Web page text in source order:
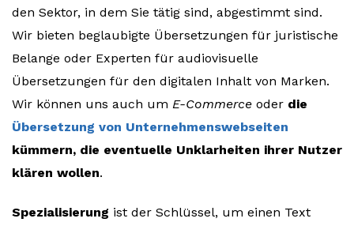
den Sektor, in dem Sie tätig sind, abgestimmt sind.
Wir bieten beglaubigte Übersetzungen für juristische
Belange oder Experten für audiovisuelle
Übersetzungen für den digitalen Inhalt von Marken.
Wir können uns auch um E-Commerce oder die
Übersetzung von Unternehmenswebseiten
kümmern, die eventuelle Unklarheiten ihrer Nutzer
klären wollen.
Spezialisierung ist der Schlüssel, um einen Text